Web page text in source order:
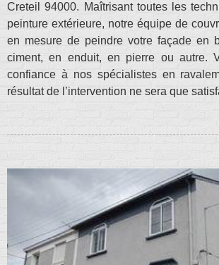
Creteil 94000. Maîtrisant toutes les
peinture extérieure, notre équipe de
en mesure de peindre votre façade en
ciment, en enduit, en pierre ou autre.
confiance à nos spécialistes en
résultat de l’intervention ne sera que